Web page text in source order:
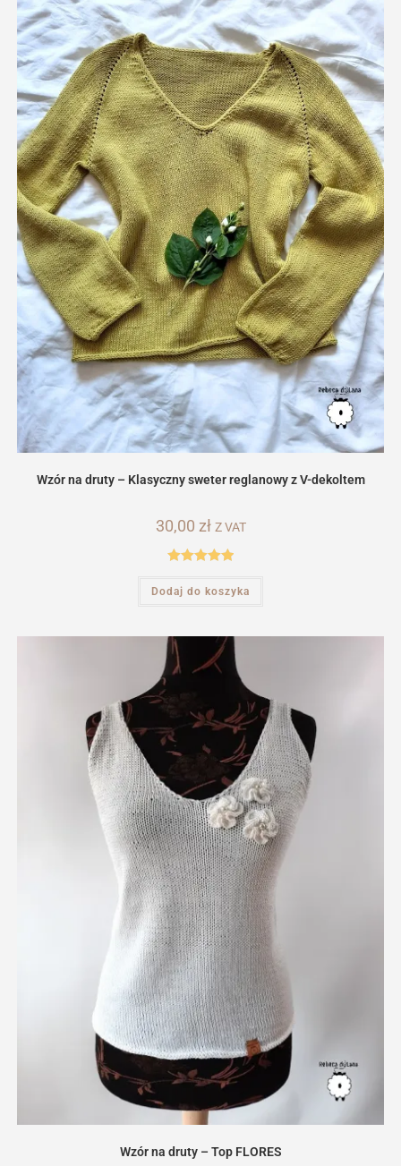
Wzór na druty – Klasyczny sweter reglanowy z V-dekoltem
30,00 zł Z VAT
5.00na 5
Dodaj do koszyka
Wzór na druty – Top FLORES